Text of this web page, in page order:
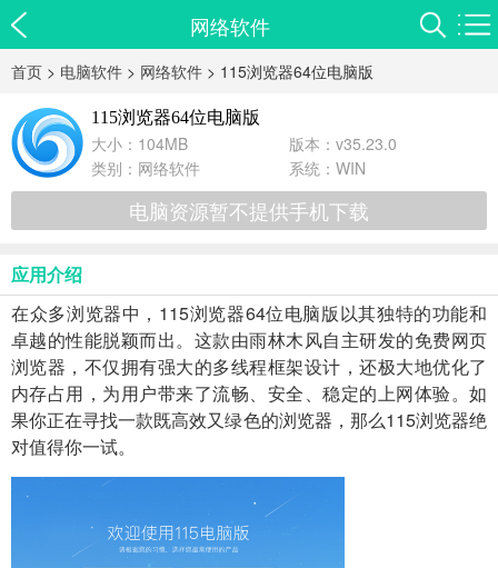
网络软件
首页 > 电脑软件 > 网络软件 > 115浏览器64位电脑版
115浏览器64位电脑版
大小：104MB
版本：v35.23.0
类别： 网络软件 系统：WIN
电脑资源暂不提供手机下载
应用介绍
在众多浏览器中，115浏览器64位电脑版以其独特的功能和
卓越的性能脱颖而出。这款由雨林木风自主研发的免费网页
浏览器，不仅拥有强大的多线程框架设计，还极大地优化了
内存占用，为用户带来了流畅、安全、稳定的上网体验。如
果你正在寻找一款既高效又绿色的浏览器，那么115浏览器绝
对值得你一试。